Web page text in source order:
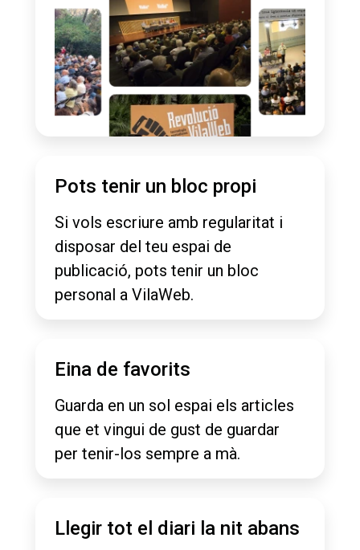
Pots tenir un bloc propi
Si vols escriure amb regularitat i
disposar del teu espai de
publicació, pots tenir un bloc
personal a VilaWeb.
Eina de favorits
Guarda en un sol espai els articles
que et vingui de gust de guardar
per tenir-los sempre a mà.
Llegir tot el diari la nit abans